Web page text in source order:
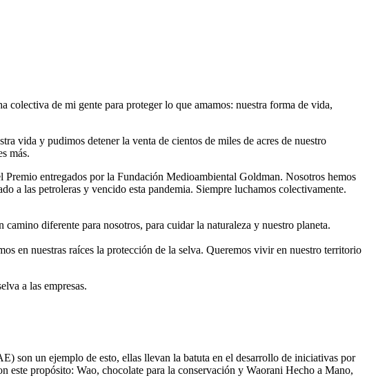
de mi gente para proteger lo que amamos: nuestra forma de vida,
vida y pudimos detener la venta de cientos de miles de acres de nuestro
más.
entregados por la Fundación Medioambiental Goldman. Nosotros hemos
a las petroleras y vencido esta pandemia. Siempre luchamos colectivamente.
diferente para nosotros, para cuidar la naturaleza y nuestro planeta.
en nuestras raíces la protección de la selva. Queremos vivir en nuestro territorio
a las empresas.
son un ejemplo de esto, ellas llevan la batuta en el desarrollo de iniciativas por
este propósito: Wao, chocolate para la conservación y Waorani Hecho a Mano,